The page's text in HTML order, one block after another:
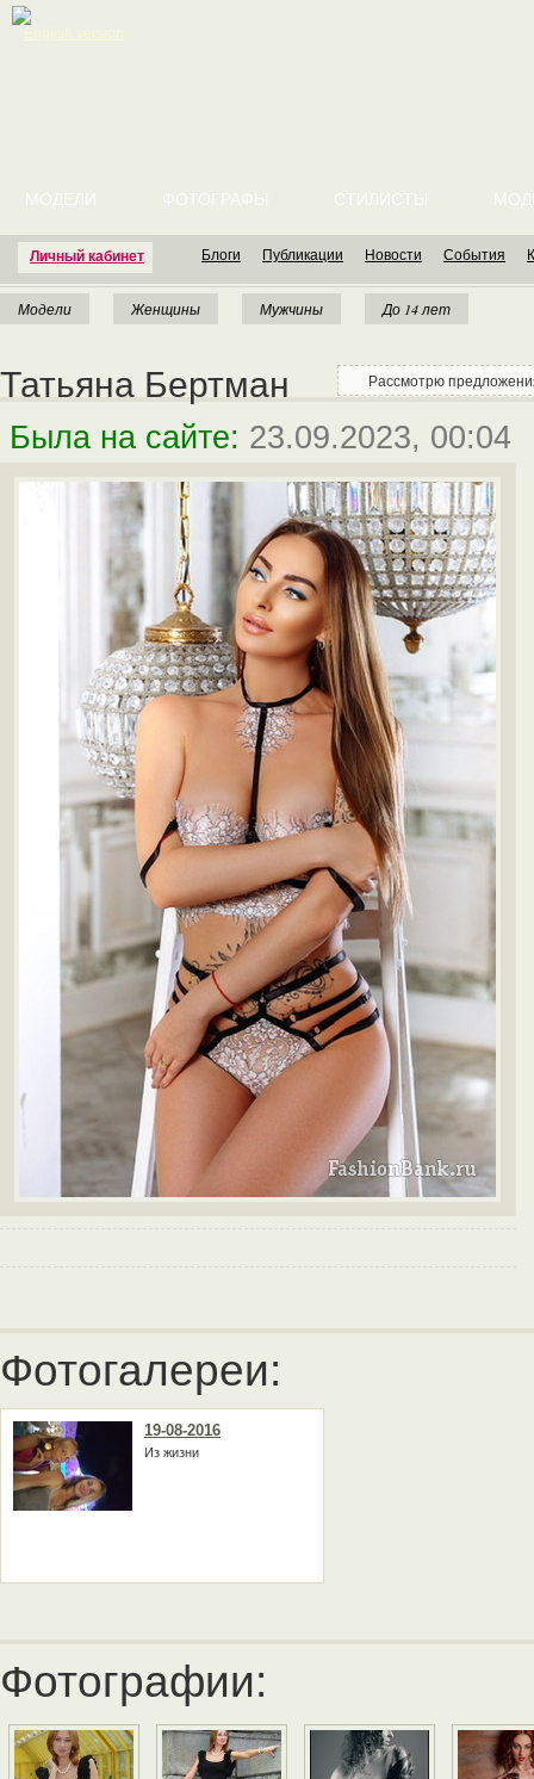
Личный кабинет
МОДЕЛИ ФОТОГРАФЫ СТИЛИСТЫ
Блоги Публикации Новости События
Модели Женщины Мужчины До 14 лет
Татьяна Бертман Рассмотрю
Была на сайте: 23.09.2023, 00:04
Фотогалереи:
19-08-2016
Из жизни
Фотографии: